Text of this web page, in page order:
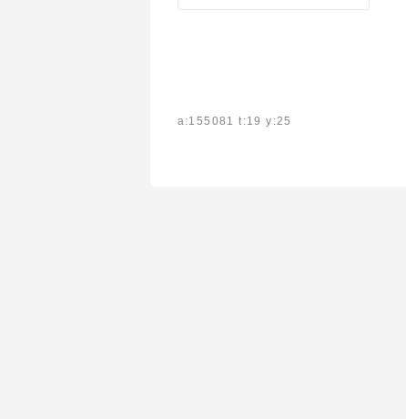
a:155081 t:19 y:25